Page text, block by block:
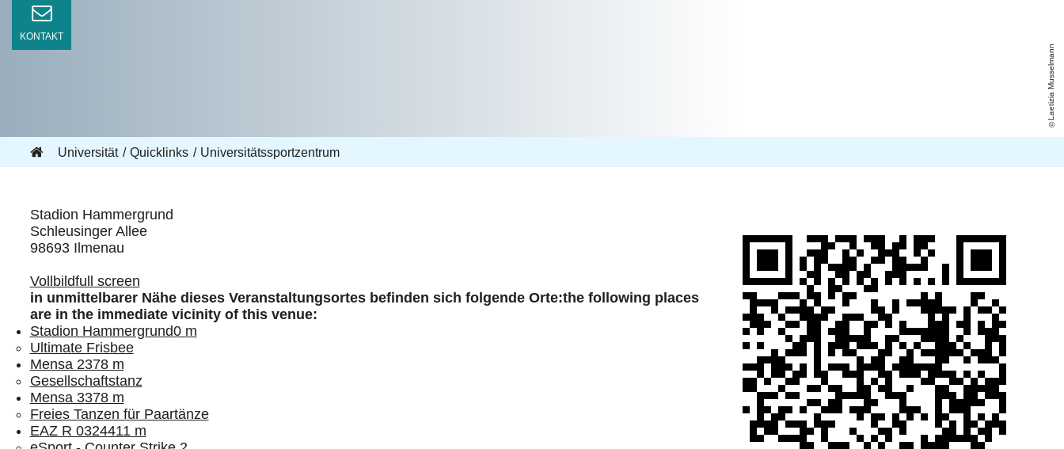
Laetizia Musselmann
KONTAKT
Universität Quicklinks Universitätssportzentrum
Stadion Hammergrund
Schleusinger Allee
98693 Ilmenau
Vollbildfull screen
in unmittelbarer Nähe dieses Veranstaltungsortes befinden sich folgende Orte:the following places
are in the immediate vicinity of this venue:
Stadion Hammergrund0 m
Ultimate Frisbee
Mensa 2378 m
Gesellschaftstanz
Mensa 3378 m
Freies Tanzen für Paartänze
EAZ R 0324411 m